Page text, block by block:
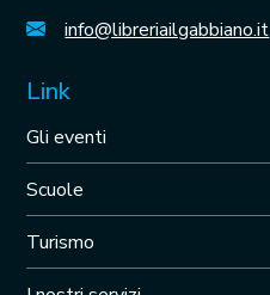
info@libreriailgabbiano.it
Link
Gli eventi
Scuole
Turismo